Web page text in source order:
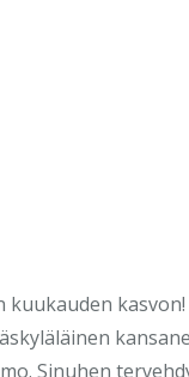
kuukauden
Sinuhen